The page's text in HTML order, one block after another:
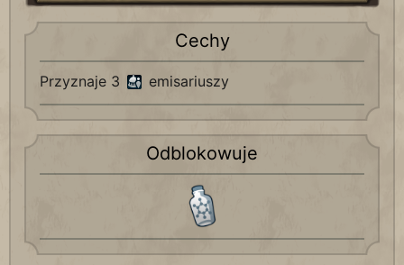
Cechy
Przyznaje 3 emisariuszy
Odblokowuje